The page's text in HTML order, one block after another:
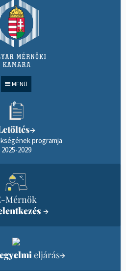
MENÜ
→
programja
2025-2029
Mérnök
→
eljárás→